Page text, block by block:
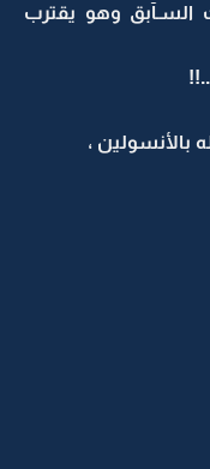
وهو يقترب
،